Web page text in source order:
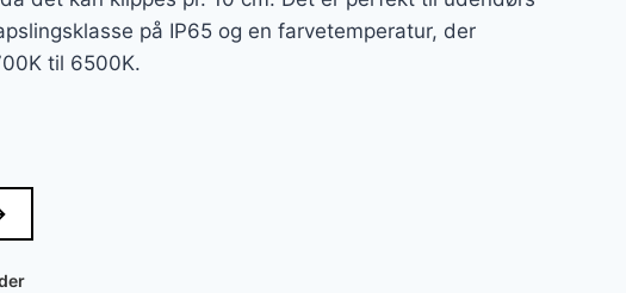
på IP65 og en farvetemperatur, der
til 6500K.